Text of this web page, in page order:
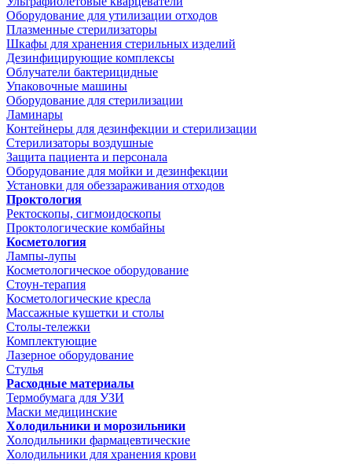
Оборудование для утилизации отходов
Плазменные стерилизаторы
Шкафы для хранения стерильных изделий
Дезинфицирующие комплексы
Облучатели бактерицидные
Упаковочные машины
Оборудование для стерилизации
Ламинары
Контейнеры для дезинфекции и стерилизации
Стерилизаторы воздушные
Защита пациента и персонала
Оборудование для мойки и дезинфекции
Установки для обеззараживания отходов
Проктология
Ректоскопы, сигмоидоскопы
Проктологические комбайны
Косметология
Лампы-лупы
Косметологическое оборудование
Стоун-терапия
Косметологические кресла
Массажные кушетки и столы
Столы-тележки
Комплектующие
Лазерное оборудование
Стулья
Расходные материалы
Термобумага для УЗИ
Маски медицинские
Холодильники и морозильники
Холодильники фармацевтические
Холодильники для хранения крови